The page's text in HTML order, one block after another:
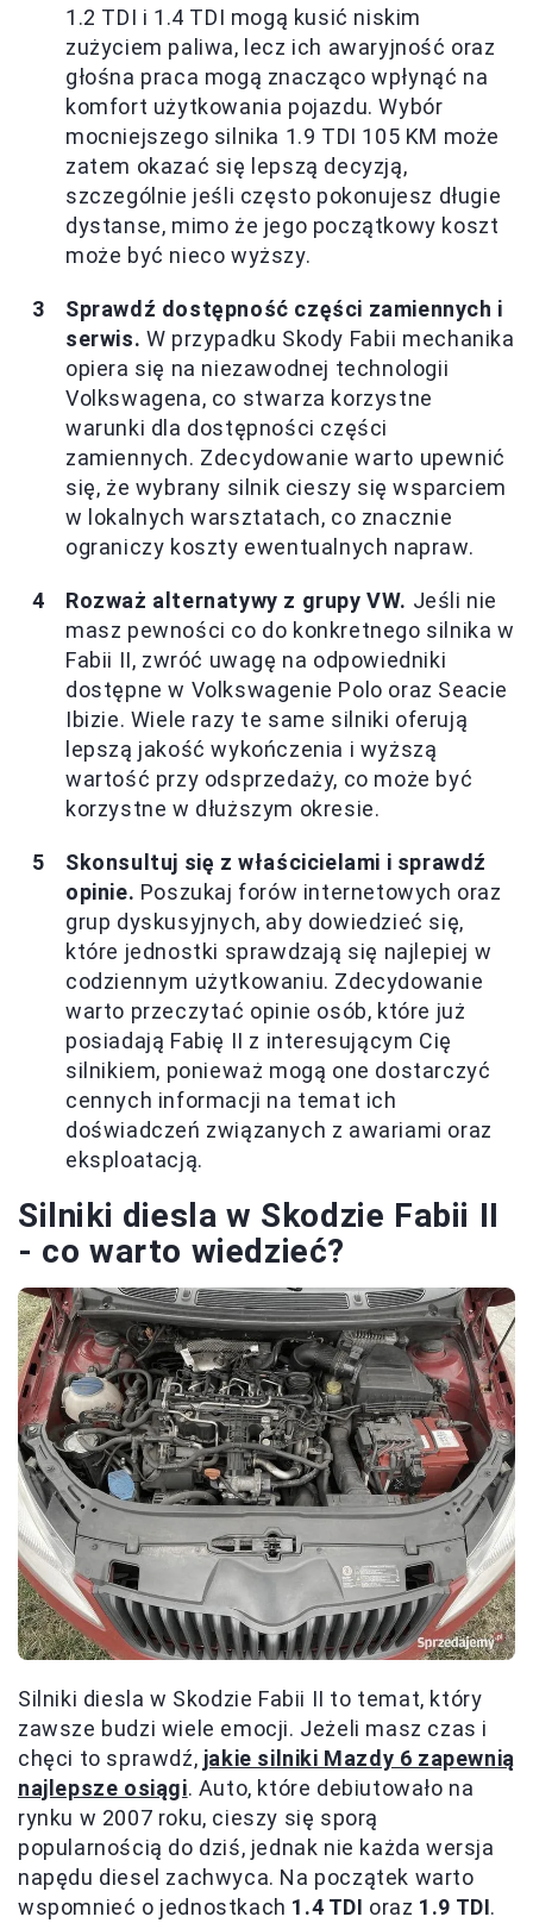
1.2 TDI i 1.4 TDI mogą kusić niskim
zużyciem paliwa, lecz ich awaryjność oraz
głośna praca mogą znacząco wpłynąć na
komfort użytkowania pojazdu. Wybór
mocniejszego silnika 1.9 TDI 105 KM może
zatem okazać się lepszą decyzją,
szczególnie jeśli często pokonujesz długie
dystanse, mimo że jego początkowy koszt
może być nieco wyższy.
Sprawdź dostępność części zamiennych i
serwis. W przypadku Skody Fabii mechanika
opiera się na niezawodnej technologii
Volkswagena, co stwarza korzystne
warunki dla dostępności części
zamiennych. Zdecydowanie warto upewnić
się, że wybrany silnik cieszy się wsparciem
w lokalnych warsztatach, co znacznie
ograniczy koszty ewentualnych napraw.
Rozważ alternatywy z grupy VW. Jeśli nie
masz pewności co do konkretnego silnika w
Fabii II, zwróć uwagę na odpowiedniki
dostępne w Volkswagenie Polo oraz Seacie
Ibizie. Wiele razy te same silniki oferują
lepszą jakość wykończenia i wyższą
wartość przy odsprzedaży, co może być
korzystne w dłuższym okresie.
Skonsultuj się z właścicielami i sprawdź
opinie. Poszukaj forów internetowych oraz
grup dyskusyjnych, aby dowiedzieć się,
które jednostki sprawdzają się najlepiej w
codziennym użytkowaniu. Zdecydowanie
warto przeczytać opinie osób, które już
posiadają Fabię II z interesującym Cię
silnikiem, ponieważ mogą one dostarczyć
cennych informacji na temat ich
doświadczeń związanych z awariami oraz
eksploatacją.
Silniki diesla w Skodzie Fabii II
- co warto wiedzieć?
Silniki diesla w Skodzie Fabii II to temat, który
zawsze budzi wiele emocji. Jeżeli masz czas i
chęci to sprawdź, jakie silniki Mazdy 6 zapewnią
najlepsze osiągi. Auto, które debiutowało na
rynku w 2007 roku, cieszy się sporą
popularnością do dziś, jednak nie każda wersja
napędu diesel zachwyca. Na początek warto
wspomnieć o jednostkach 1.4 TDI oraz 1.9 TDI.